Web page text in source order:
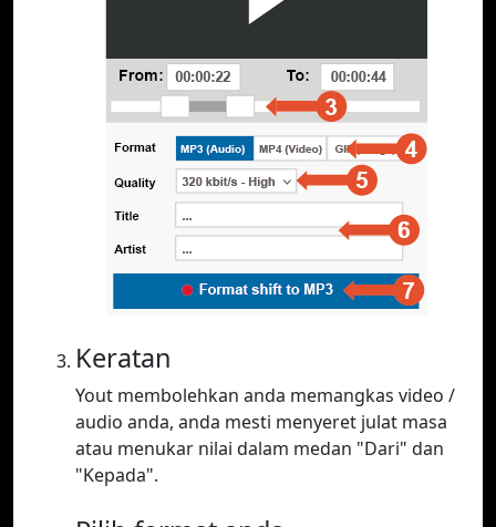
Keratan
Yout membolehkan anda memangkas video /
audio anda, anda mesti menyeret julat masa
atau menukar nilai dalam medan "Dari" dan
"Kepada".